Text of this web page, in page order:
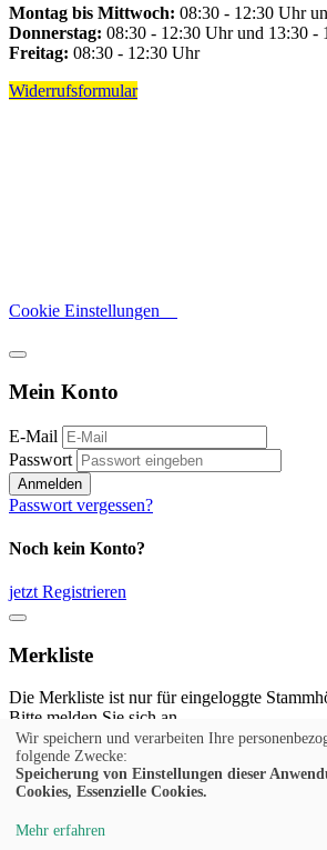
Montag bis Mittwoch: 08:30 - 12:30 Uhr
Donnerstag: 08:30 - 12:30 Uhr und 13:30 -
Freitag: 08:30 - 12:30 Uhr
Widerrufsformular
Cookie Einstellungen
Mein Konto
E-Mail
Passwort
Anmelden
Passwort vergessen?
Noch kein Konto?
jetzt Registrieren
Merkliste
Die Merkliste ist nur für eingeloggte
Bitte melden Sie sich an.
Anmelden
Noch kein Konto?
Wir speichern und verarbeiten Ihre
folgende Zwecke:
Speicherung von Einstellungen dieser
Cookies, Essenzielle Cookies.
Mehr erfahren